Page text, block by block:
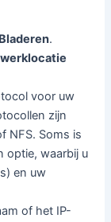
Bladeren.
voor uw
zijn
NFS. Soms is
optie, waarbij u
en uw
of het IP-